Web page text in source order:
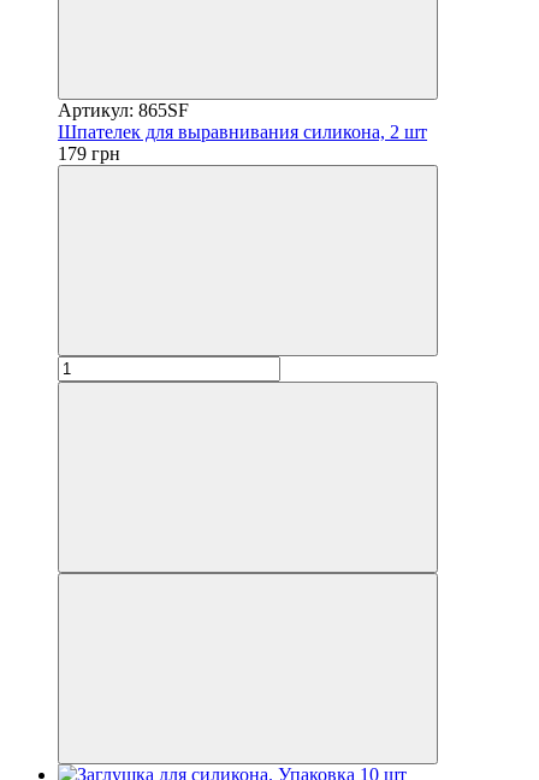
Артикул: 865SF
Шпателек для выравнивания силикона, 2 шт
179 грн